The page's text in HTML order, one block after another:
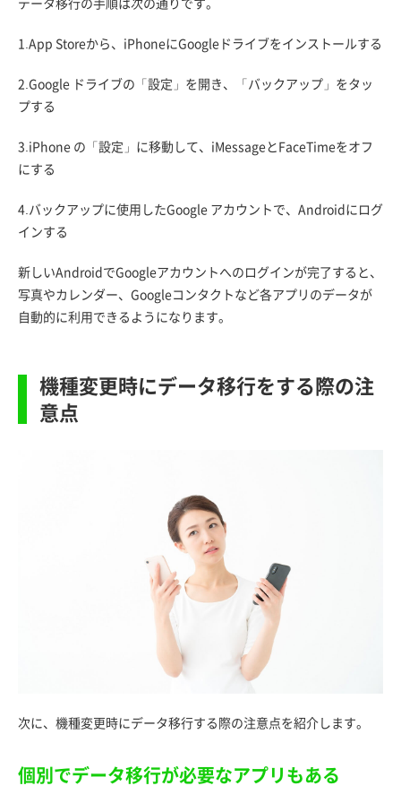
1.App Storeから、iPhoneにGoogleドライブをインストールする
2.Google ドライブの「設定」を開き、「バックアップ」をタッ
プする
3.iPhone の「設定」に移動して、iMessageとFaceTimeをオフ
にする
4.バックアップに使用したGoogle アカウントで、Androidにログ
インする
新しいAndroidでGoogleアカウントへのログインが完了すると、
写真やカレンダー、Googleコンタクトなど各アプリのデータが
自動的に利用できるようになります。
機種変更時にデータ移行をする際の注
意点
次に、機種変更時にデータ移行する際の注意点を紹介します。
個別でデータ移行が必要なアプリもある